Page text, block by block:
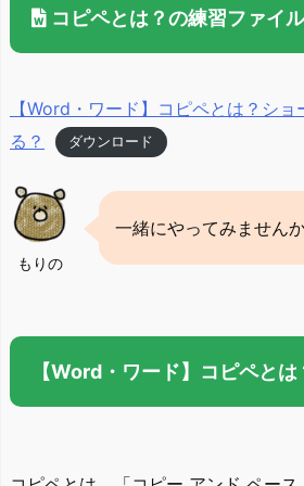
コピペとは？の練習ファイ
【Word・ワード】コピペとは？シ
る？
ダウンロード
もりの
一緒にやってみません
【Word・ワード】コピペとは